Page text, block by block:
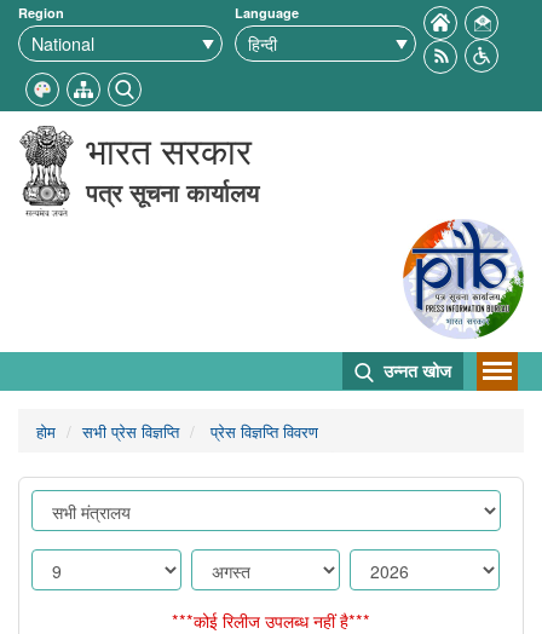
Region Language
भारत सरकार
पत्र सूचना कार्यालय
उन्नत खोज
होम सभी प्रेस विज्ञप्ति प्रेस विज्ञप्ति विवरण
***कोई रिलीज उपलब्ध नहीं है***